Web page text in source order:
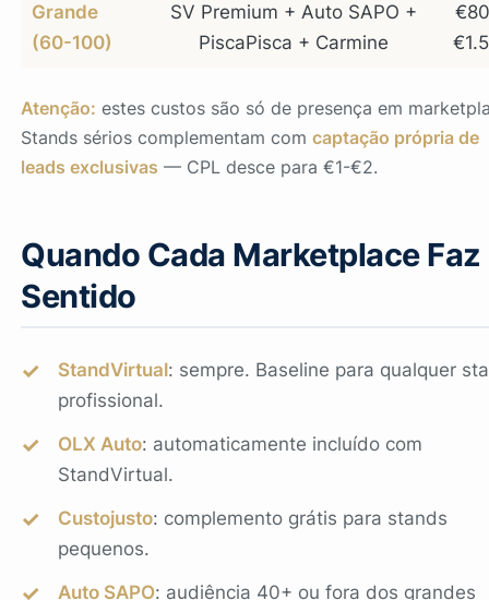
Grande
(60-100)
SV Premium + Auto SAPO +
PiscaPisca + Carmine
Atenção: estes custos são só de presença em
Stands sérios complementam comcaptação própria de
leads exclusivas — CPL desce para €1-€2.
Quando Cada Marketplace Faz
Sentido
StandVirtual: sempre. Baseline para qualquer
profissional.
OLX Auto: automaticamente incluído com
StandVirtual.
Custojusto: complemento grátis para stands
pequenos.
Auto SAPO: audiência 40+ ou fora dos grandes